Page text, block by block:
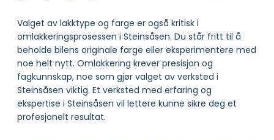
Valget av lakktype og farge er også kritisk i
omlakkeringsprosessen i Steinsåsen. Du står fritt til å
beholde bilens originale farge eller eksperimentere med
noe helt nytt. Omlakkering krever presisjon og
fagkunnskap, noe som gjør valget av verksted i
Steinsåsen viktig. Et verksted med erfaring og
ekspertise i Steinsåsen vil lettere kunne sikre deg et
profesjonelt resultat.